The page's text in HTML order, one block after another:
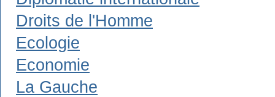
Droits de l'Homme
Ecologie
Economie
La Gauche